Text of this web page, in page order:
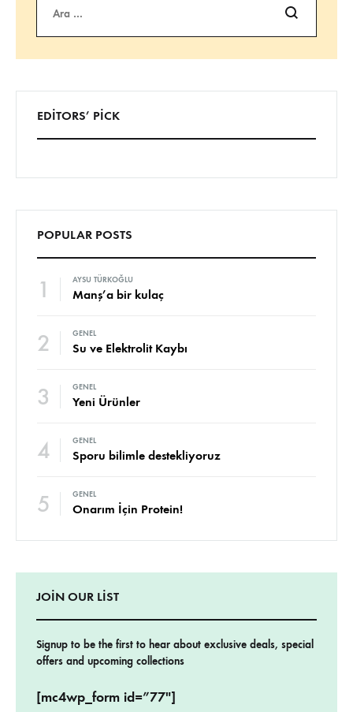
Ara
EDITORS’ PICK
POPULAR POSTS
1 AYSU TÜRKOĞLU
Manş’a bir kulaç
2 GENEL
Su ve Elektrolit Kaybı
3 GENEL
Yeni Ürünler
4 GENEL
Sporu bilimle destekliyoruz
5 GENEL
Onarım İçin Protein!
JOIN OUR LIST
Signup to be the first to hear about exclusive deals, special
offers and upcoming collections
[mc4wp_form id=”77″]